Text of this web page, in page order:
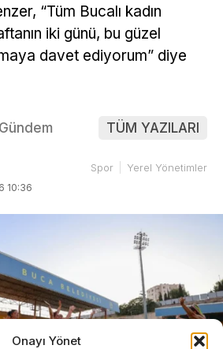
Onayı Yönet
“Tüm Bucalı kadın
iki günü, bu güzel
davet ediyorum” diye
TÜM YAZILARI
10:36
Spor Yerel Yönetimler